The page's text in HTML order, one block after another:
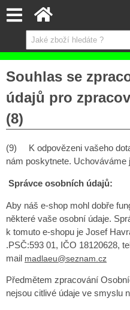
Souhlas se
údajů pro
(8)
(9) K odpovězeni vašeho
nám poskytnete. Uchováváme
Správce osobních údajů:
Aby náš e-shop mohl dobře
některé vaše osobní údaje.
k tomuto e-shopu je Josef
.PSČ:593 01, IČO 18120628,
mail madlaeu@seznam.cz
Předmětem zpracování
nejsou citlivé údaje ve smyslu